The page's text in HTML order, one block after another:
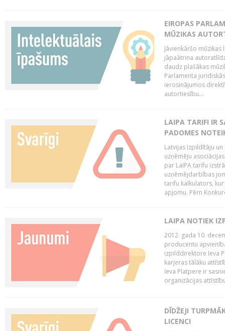
EIROPAS
MŪZIKAS
Jāvienkāršo
jāpaātrina
daudz plašākas
Parlamenta
ierosinājumos
autortiesību...
LAIPA TARIFI IR
PADOMES
Latvijas Izpildītāju
uzņēmēju
par LaIPA tarifu
uzņēmējdarbības
tarifu kalkulators,
apjomu. Pērn
LAIPA NOTIEK
2012. gada 10.
producentu
izpilddirektore Ieva
karjeras tālāku
Ieva Platpere ir
organizācijas
DĪDŽEJI
LICENCI